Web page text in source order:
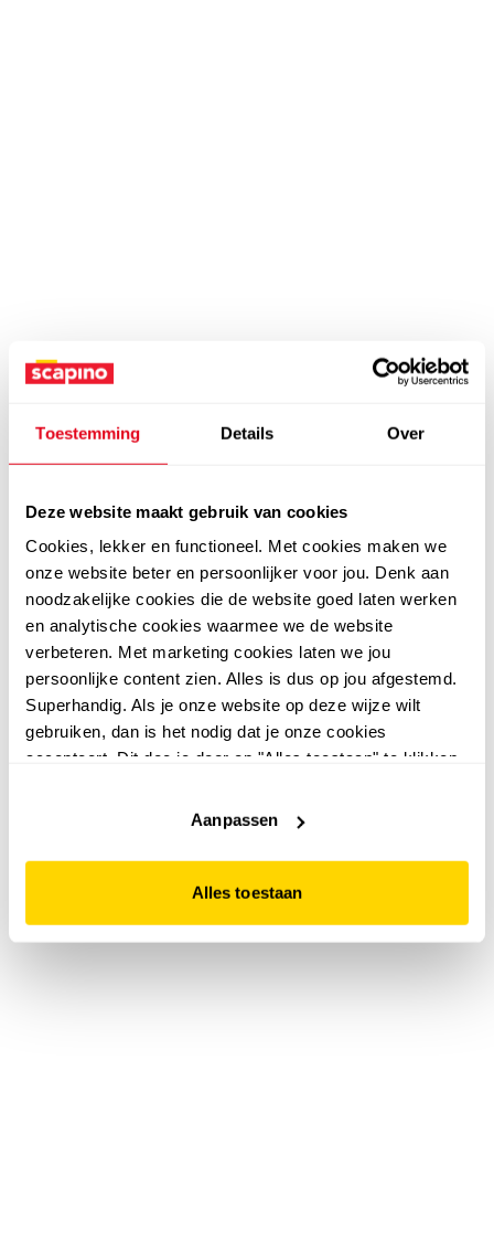
Toestemming Details Over
Deze website maakt gebruik van cookies
Cookies, lekker en functioneel. Met cookies maken we
onze website beter en persoonlijker voor jou. Denk aan
noodzakelijke cookies die de website goed laten werken
en analytische cookies waarmee we de website
verbeteren. Met marketing cookies laten we jou
persoonlijke content zien. Alles is dus op jou afgestemd.
Superhandig. Als je onze website op deze wijze wilt
gebruiken, dan is het nodig dat je onze cookies
accepteert. Dit doe je door op "Alles toestaan" te klikken.
website niet optimaal functioneert.
Aanpassen
Alles toestaan